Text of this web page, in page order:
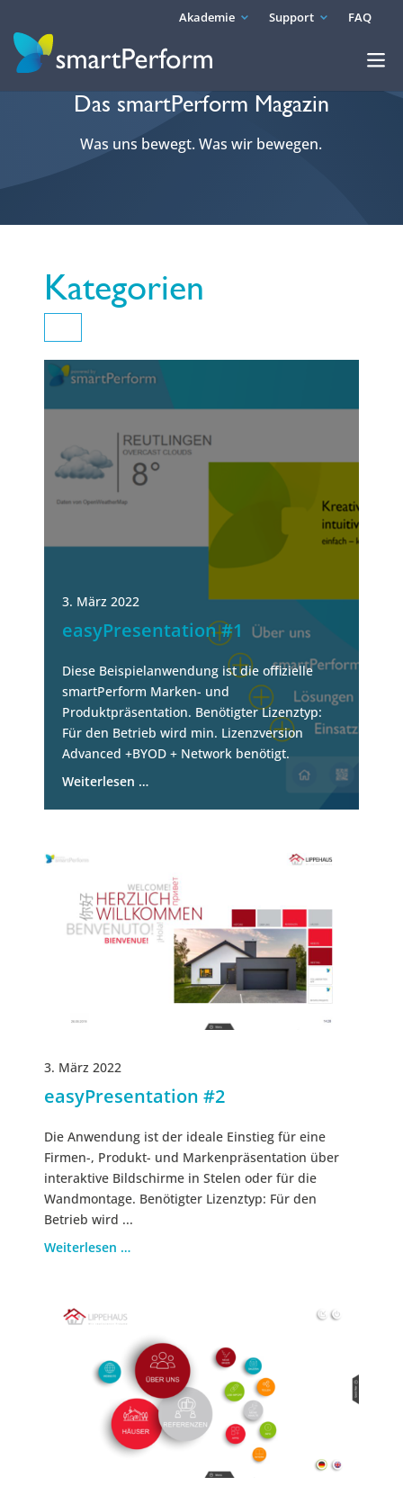
Akademie Support FAQ
Das smartPerform Magazin
Was uns bewegt. Was wir bewegen.
Kategorien
3. März 2022
easyPresentation #1
Diese Beispielanwendung ist die offizielle
smartPerform Marken- und
Produktpräsentation. Benötigter Lizenztyp:
Für den Betrieb wird min. Lizenzversion
Advanced +BYOD + Network benötigt.
Weiterlesen …
3. März 2022
easyPresentation #2
Die Anwendung ist der ideale Einstieg für eine
Firmen-, Produkt- und Markenpräsentation über
interaktive Bildschirme in Stelen oder für die
Wandmontage.​ Benötigter Lizenztyp: Für den
Betrieb wird ...
Weiterlesen …